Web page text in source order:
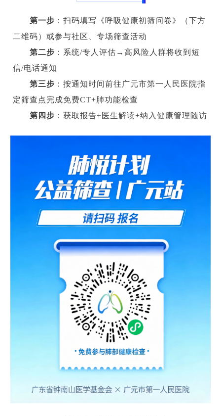
第一步 ：扫码填写《呼吸健康初筛问卷》（下方
二维码）或参与社区、专场筛查活动
第二步 ：系统/专人评估→高风险人群将收到短
信/电话通知
第三步 ：按通知时间前往广元市第一人民医院指
定筛查点完成免费CT+肺功能检查
第四步 ：获取报告+医生解读+纳入健康管理随访